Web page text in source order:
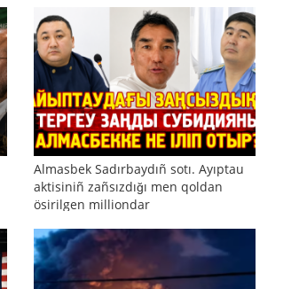
Almasbek Sadırbaydıñ sotı. Ayıptau
aktisiniñ zañsızdığı men qoldan
ösirilgen milliondar